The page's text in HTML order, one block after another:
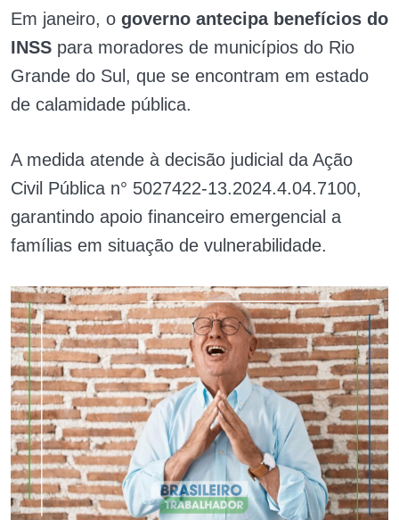
Em janeiro, o governo antecipa benefícios do
INSS para moradores de municípios do Rio
Grande do Sul, que se encontram em estado
de calamidade pública.
A medida atende à decisão judicial da Ação
Civil Pública n° 5027422-13.2024.4.04.7100,
garantindo apoio financeiro emergencial a
famílias em situação de vulnerabilidade.